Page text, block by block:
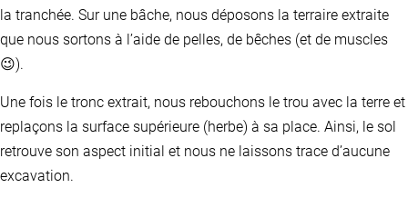
la tranchée. Sur une bâche, nous déposons la terraire extraite
que nous sortons à l’aide de pelles, de bêches (et de muscles
😉).
Une fois le tronc extrait, nous rebouchons le trou avec la terre et
replaçons la surface supérieure (herbe) à sa place. Ainsi, le sol
retrouve son aspect initial et nous ne laissons trace d’aucune
excavation.